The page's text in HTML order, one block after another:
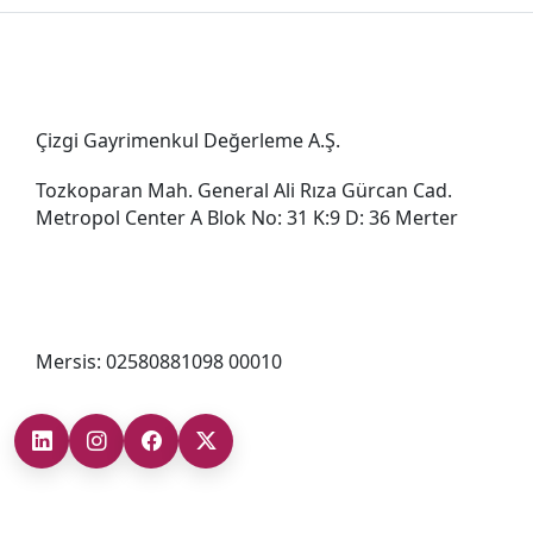
Çizgi Gayrimenkul Değerleme A.Ş.
Tozkoparan Mah. General Ali Rıza Gürcan Cad.
Metropol Center A Blok No: 31 K:9 D: 36 Merter
Mersis: 02580881098 00010